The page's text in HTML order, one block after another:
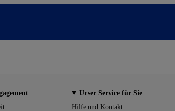
Unser Service für Sie
Hilfe und Kontakt